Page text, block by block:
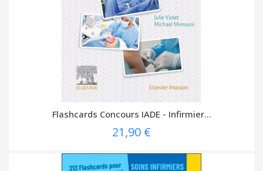
Flashcards Concours IADE - Infirmier...
21,90 €